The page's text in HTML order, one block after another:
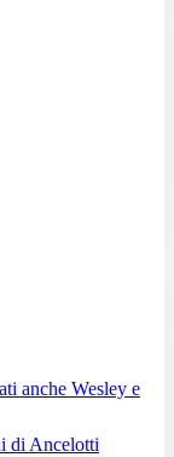
anche Wesley e
di Ancelotti